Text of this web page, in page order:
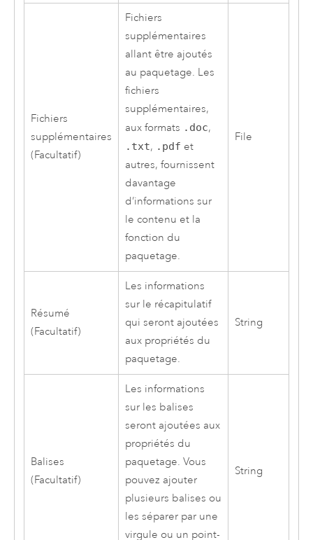
Fichiers
supplémentaires
(Facultatif)
Fichiers
supplémentaires
allant être ajoutés
au paquetage. Les
fichiers
supplémentaires,
aux formats .doc,
.txt, .pdf et
autres, fournissent
davantage
d’informations sur
le contenu et la
fonction du
paquetage.
File
Résumé
(Facultatif)
Les informations
sur le récapitulatif
qui seront ajoutées
aux propriétés du
paquetage.
String
Balises
(Facultatif)
Les informations
sur les balises
seront ajoutées aux
propriétés du
paquetage. Vous
pouvez ajouter
plusieurs balises ou
les séparer par une
virgule ou un point-
String